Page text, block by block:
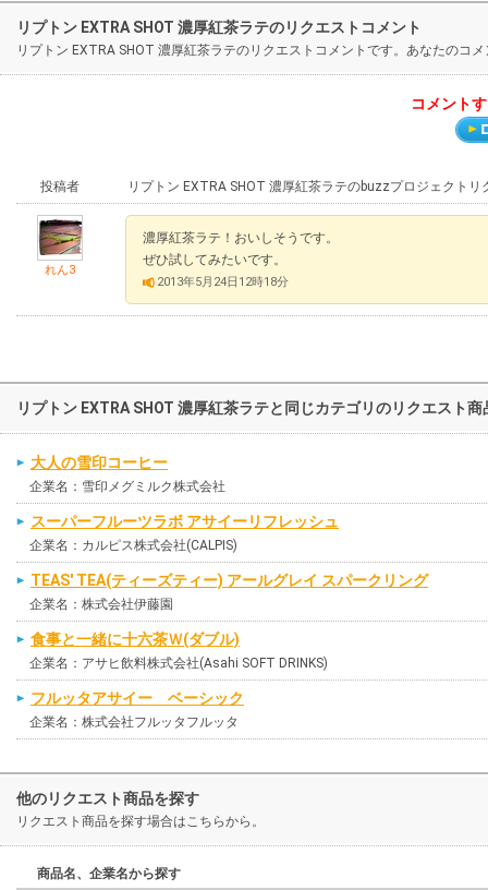
リプトン EXTRA SHOT 濃厚紅茶ラテのリクエストコメント
リプトン EXTRA SHOT 濃厚紅茶ラテのリクエストコメントです。あなたのコ
コメント
投稿者 リプトン EXTRA SHOT 濃厚紅茶ラテのbuzzプロジェクトリ
れん3
濃厚紅茶ラテ！おいしそうです。
ぜひ試してみたいです。
2013年5月24日12時18分
リプトン EXTRA SHOT 濃厚紅茶ラテと同じカテゴリのリクエスト商
大人の雪印コーヒー
企業名：雪印メグミルク株式会社
スーパーフルーツラボ アサイーリフレッシュ
企業名：カルピス株式会社(CALPIS)
TEAS' TEA(ティーズティー) アールグレイ スパークリング
企業名：株式会社伊藤園
食事と一緒に十六茶Ｗ(ダブル)
企業名：アサヒ飲料株式会社(Asahi SOFT DRINKS)
フルッタアサイー ベーシック
企業名：株式会社フルッタフルッタ
他のリクエスト商品を探す
リクエスト商品を探す場合はこちらから。
商品名、企業名から探す